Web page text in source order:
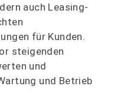
auch Leasing-
für Kunden.
steigenden
und
und Betrieb